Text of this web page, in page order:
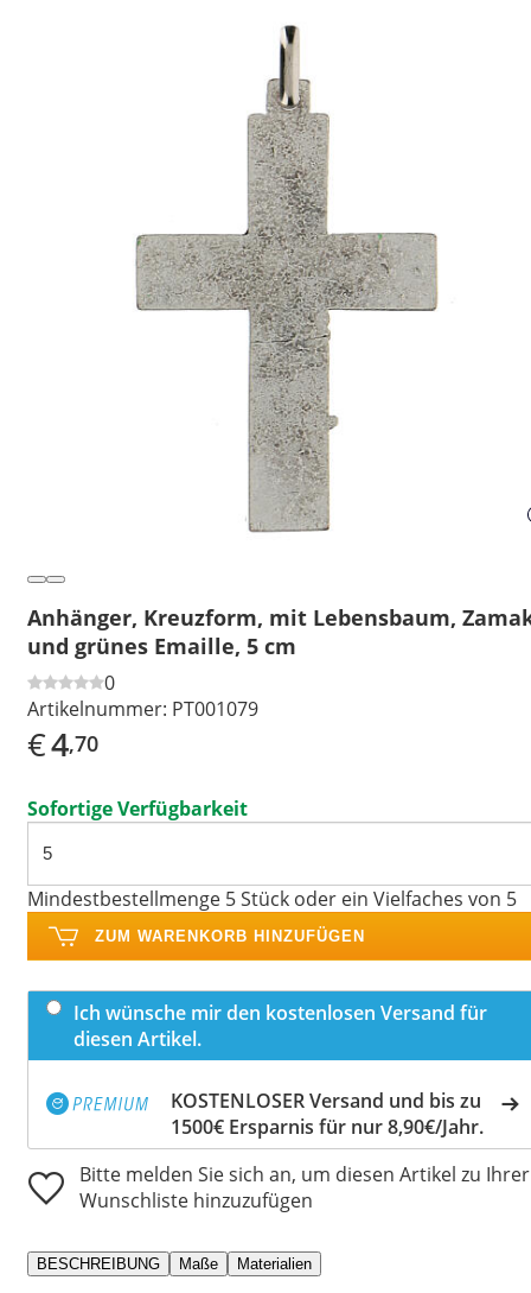
Anhänger, Kreuzform, mit Lebensbaum,
und grünes Emaille, 5 cm
0
Artikelnummer: PT001079
€4,70
Sofortige Verfügbarkeit
Mindestbestellmenge 5 Stück oder ein Vielfaches von 5
ZUM WARENKORB HINZUFÜGEN
Ich wünsche mir den kostenlosen Versand für
diesen Artikel.
KOSTENLOSER Versand und bis zu
1500€ Ersparnis für nur 8,90€/Jahr.
Bitte melden Sie sich an, um diesen Artikel zu Ihrer
Wunschliste hinzuzufügen
BESCHREIBUNG Maße Materialien